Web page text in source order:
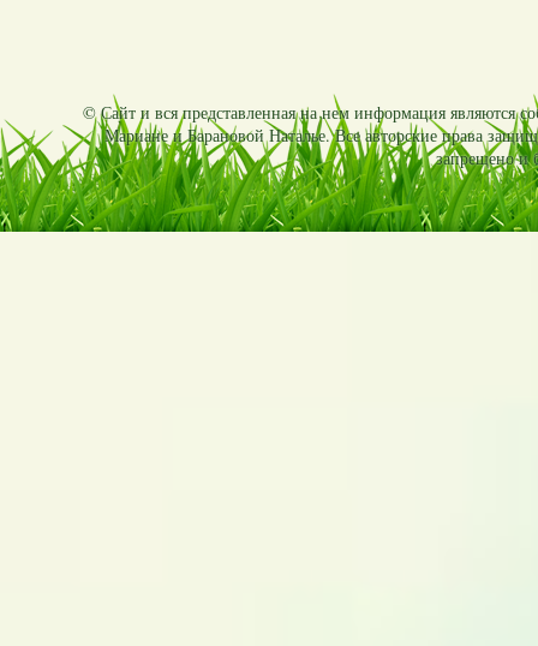
© Сайт и вся представленная на нем информация являются
Мариане и Барановой Наталье. Все авторские права
запрещено и